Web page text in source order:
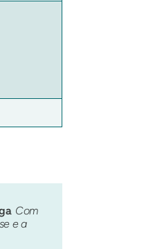
. Com
e a